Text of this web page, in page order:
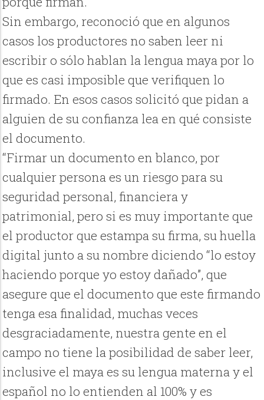
Sin embargo, reconoció que en algunos
casos los productores no saben leer ni
escribir o sólo hablan la lengua maya por lo
que es casi imposible que verifiquen lo
firmado. En esos casos solicitó que pidan a
alguien de su confianza lea en qué consiste
el documento.
“Firmar un documento en blanco, por
cualquier persona es un riesgo para su
seguridad personal, financiera y
patrimonial, pero si es muy importante que
el productor que estampa su firma, su huella
digital junto a su nombre diciendo “lo estoy
haciendo porque yo estoy dañado”, que
asegure que el documento que este firmando
tenga esa finalidad, muchas veces
desgraciadamente, nuestra gente en el
campo no tiene la posibilidad de saber leer,
inclusive el maya es su lengua materna y el
español no lo entienden al 100% y es